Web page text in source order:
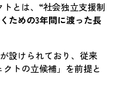
とは、“社会独立支援制
ための3年間に渡った長
が設けられており、従来
トの立候補」を前提と